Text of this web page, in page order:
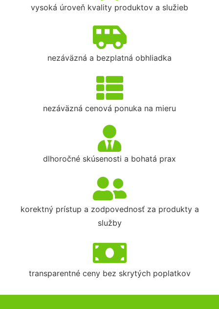
vysoká úroveň kvality produktov a služieb
nezáväzná a bezplatná obhliadka
nezáväzná cenová ponuka na mieru
dlhoročné skúsenosti a bohatá prax
korektný prístup a zodpovednosť za produkty a
služby
transparentné ceny bez skrytých poplatkov